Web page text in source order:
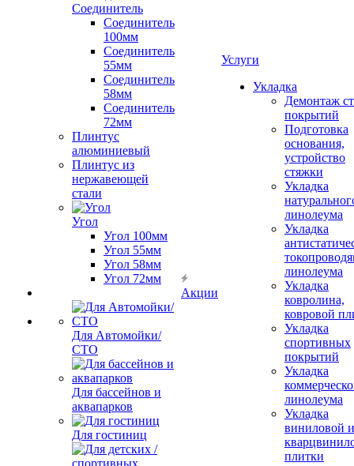
Соединитель
Соединитель
100мм
Соединитель
55мм
Соединитель
58мм
Соединитель
72мм
Плинтус
алюминиевый
Плинтус из
нержавеющей
стали
Угол
Угол 100мм
Угол 55мм
Угол 58мм
Угол 72мм
Для Автомойки/
СТО
Для бассейнов и
аквапарков
Для гостиниц
Акции
Услуги
Укладка
Демонтаж
покрытий
Подготовка
основания,
устройство
стяжки
Укладка
линолеума
Укладка
линолеума
Укладка
ковролина,
ковровой
Укладка
спортивных
покрытий
Укладка
линолеума
Укладка
виниловой и
плитки